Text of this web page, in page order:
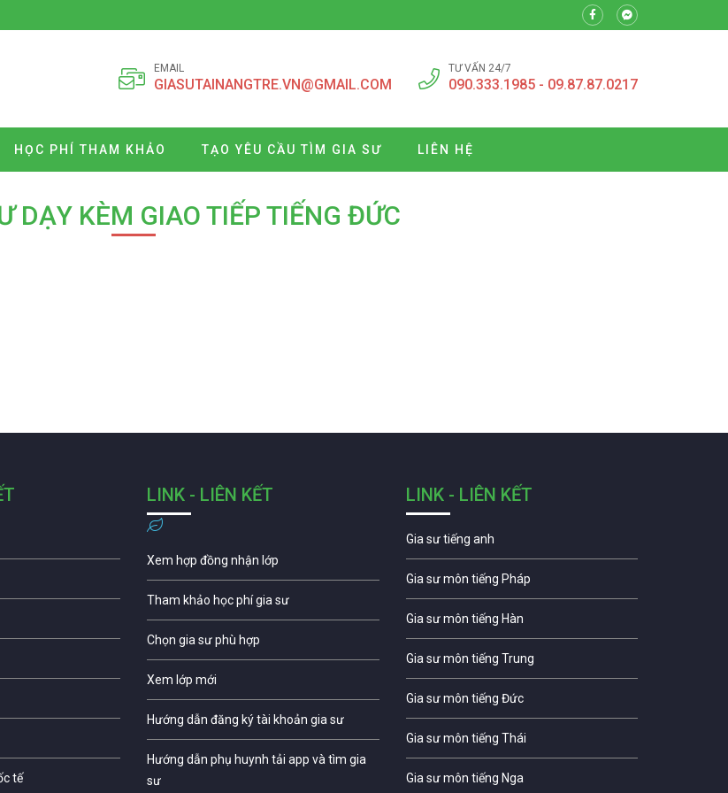
EMAIL
GIASUTAINANGTRE.VN@GMAIL.COM
TƯ VẤN 24/7
090.333.1985 - 09.87.87.0217
HỌC PHÍ THAM KHẢO TẠO YÊU CẦU TÌM GIA SƯ LIÊN HỆ
DẠY KÈM GIAO TIẾP TIẾNG ĐỨC
tế
LINK - LIÊN KẾT
Xem hợp đồng nhận lớp
Tham khảo học phí gia sư
Chọn gia sư phù hợp
Xem lớp mới
Hướng dẫn đăng ký tài khoản gia sư
Hướng dẫn phụ huynh tải app và tìm gia
sư
LINK - LIÊN KẾT
Gia sư tiếng anh
Gia sư môn tiếng Pháp
Gia sư môn tiếng Hàn
Gia sư môn tiếng Trung
Gia sư môn tiếng Đức
Gia sư môn tiếng Thái
Gia sư môn tiếng Nga